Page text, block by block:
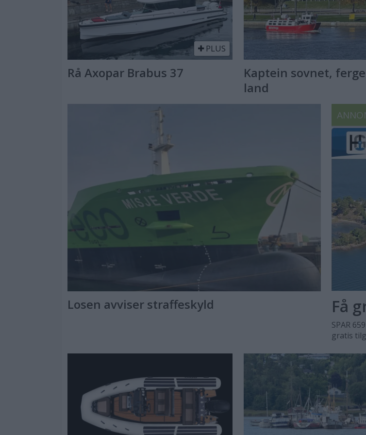
PLUS
Rå Axopar Brabus 37
Kaptein sovnet,
land
Losen avviser straffeskyld Få
SPAR
gratis